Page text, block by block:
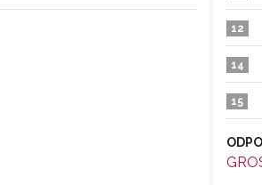
12
14
15